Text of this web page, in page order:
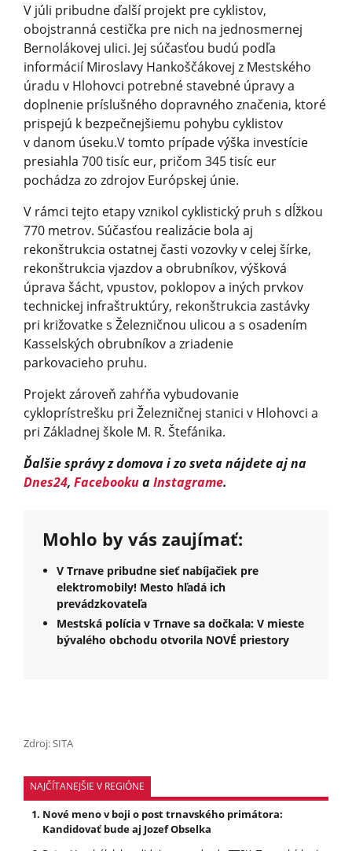
V júli pribudne ďalší projekt pre cyklistov,
obojstranná cestička pre nich na jednosmernej
Bernolákovej ulici. Jej súčasťou budú podľa
informácií Miroslavy Hankoščákovej z Mestského
úradu v Hlohovci potrebné stavebné úpravy a
doplnenie príslušného dopravného značenia, ktoré
prispejú k bezpečnejšiemu pohybu cyklistov
v danom úseku.V tomto prípade výška investície
presiahla 700 tisíc eur, pričom 345 tisíc eur
pochádza zo zdrojov Európskej únie.
V rámci tejto etapy vznikol cyklistický pruh s dĺžkou
770 metrov. Súčasťou realizácie bola aj
rekonštrukcia ostatnej časti vozovky v celej šírke,
rekonštrukcia vjazdov a obrubníkov, výšková
úprava šácht, vpustov, poklopov a iných prvkov
technickej infraštruktúry, rekonštrukcia zastávky
pri križovatke s Železničnou ulicou a s osadením
Kasselských obrubníkov a zriadenie
parkovacieho pruhu.
Projekt zároveň zahŕňa vybudovanie
cykloprístrešku pri Železničnej stanici v Hlohovci a
pri Základnej škole M. R. Štefánika.
Ďalšie správy z domova i zo sveta nájdete aj na
Dnes24, FacebookuaInstagrame.
Mohlo by vás zaujímať:
V Trnave pribudne sieť nabíjačiek pre
elektromobily! Mesto hľadá ich
prevádzkovateľa
Mestská polícia v Trnave sa dočkala: V mieste
bývalého obchodu otvorila NOVÉ priestory
Zdroj: SITA
NAJČÍTANEJŠIE V REGIÓNE
Nové meno v boji o post trnavského primátora:
Kandidovať bude aj Jozef Obselka